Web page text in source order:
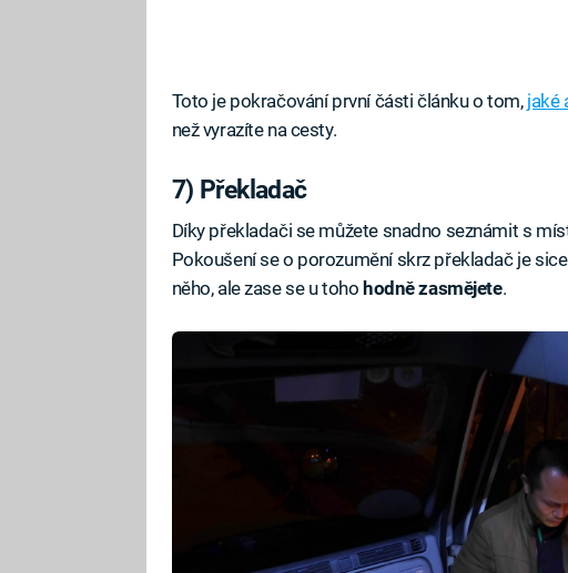
Toto je pokračování první části článku o tom, jaké
než vyrazíte na cesty.
7) Překladač
Díky překladači se můžete snadno seznámit s
Pokoušení se o porozumění skrz překladač je
něho, ale zase se u toho hodně zasmějete.